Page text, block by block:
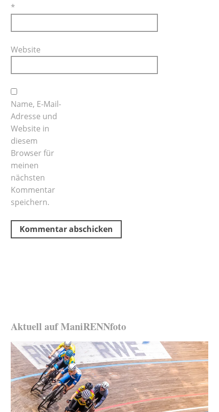
*
Website
Name, E-Mail-
Adresse und
Website in
diesem
Browser für
meinen
nächsten
Kommentar
speichern.
Aktuell auf ManiRENNfoto